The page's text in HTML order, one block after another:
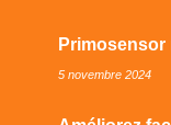
Primosensor
5 novembre 2024